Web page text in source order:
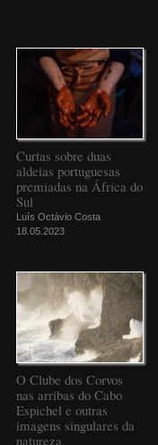
Curtas sobre duas
aldeias portuguesas
premiadas na África do
Sul
Luís Octávio Costa
18.05.2023
O Clube dos Corvos
nas arribas do Cabo
Espichel e outras
imagens singulares da
natureza